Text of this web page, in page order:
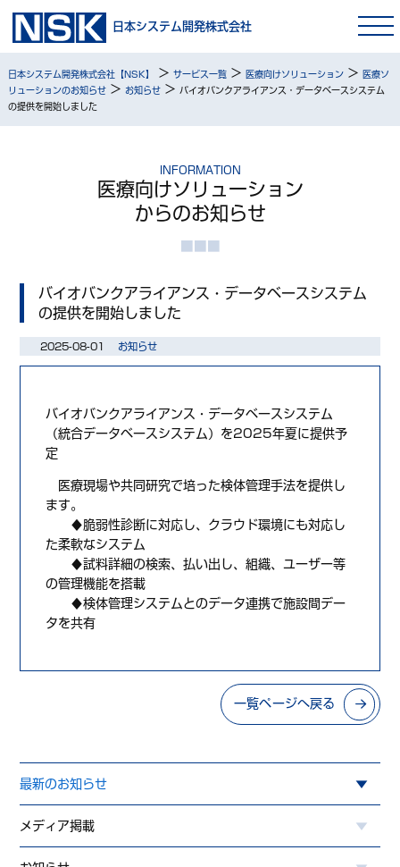
日本システム開発株式会社
日本システム開発株式会社【NSK】 > サービス一覧> 医療向けソリューション>
医療ソ
リューションのお知らせ> お知らせ> バイオバンクアライアンス・データベースシステム
の提供を開始しました
INFORMATION
医療向けソリューション
からのお知らせ
最新のお知らせ
メディア掲載
バイオバンクアライアンス・データベースシステム
の提供を開始しました
2025-08-01 お知らせ
バイオバンクアライアンス・データベースシステム
（統合データベースシステム）を2025年夏に提供予
定
医療現場や共同研究で培った検体管理手法を提供し
ます。
♦脆弱性診断に対応し、クラウド環境にも対応し
た柔軟なシステム
♦試料詳細の検索、払い出し、組織、ユーザー等
の管理機能を搭載
♦検体管理システムとのデータ連携で施設間デー
タを共有
一覧ページへ戻る